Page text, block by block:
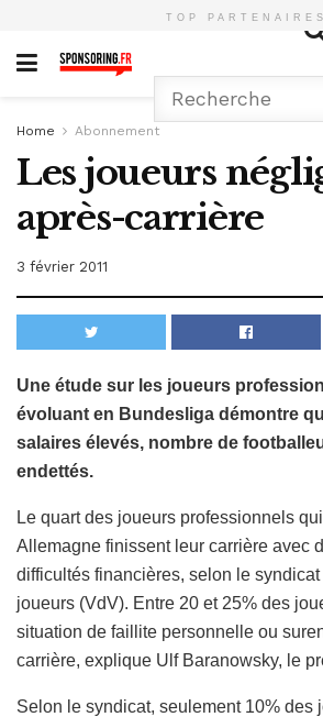
TOP PARTENAIRES
Home Abonnement
Les joueurs
après-carrière
3 février 2011
Une étude sur les joueurs
évoluant en Bundesliga démontre
salaires élevés, nombre de
endettés.
Le quart des joueurs professionnels
Allemagne finissent leur carrière avec
difficultés financières, selon le
joueurs (VdV). Entre 20 et 25% des
situation de faillite personnelle ou
carrière, explique Ulf Baranowsky, le
Selon le syndicat, seulement 10% des